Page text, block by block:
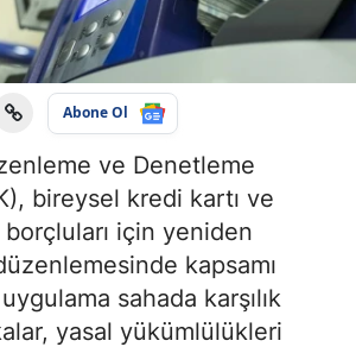
Abone Ol
ve Denetleme
bireysel kredi kartı ve
için yeniden
kapsamı
sahada karşılık
yasal yükümlülükleri